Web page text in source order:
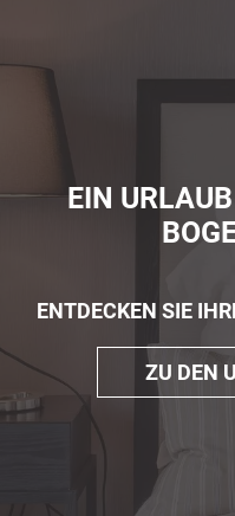
EIN
ENTDECKEN SIE
ZU DEN